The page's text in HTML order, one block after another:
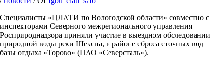
Специалисты «ЦЛАТИ по Вологодской области» совместно с
инспекторами Северного межрегионального управления
Росприроднадзора приняли участие в выездном обследовании
природной воды реки Шексна, в районе сброса сточных вод
базы отдыха «Торово» (ПАО «Северсталь»).